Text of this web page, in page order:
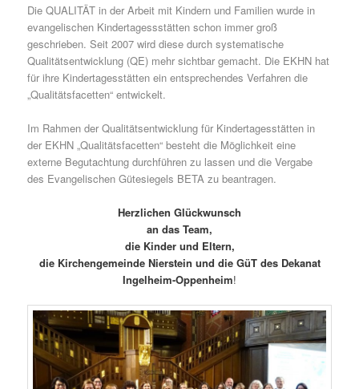
Die QUALITÄT in der Arbeit mit Kindern und Familien wurde in
evangelischen Kindertagessstätten schon immer groß
geschrieben. Seit 2007 wird diese durch systematische
Qualitätsentwicklung (QE) mehr sichtbar gemacht. Die EKHN hat
für ihre Kindertagesstätten ein entsprechendes Verfahren die
„Qualitätsfacetten“ entwickelt.
Im Rahmen der Qualitätsentwicklung für Kindertagesstätten in
der EKHN „Qualitätsfacetten“ besteht die Möglichkeit eine
externe Begutachtung durchführen zu lassen und die Vergabe
des Evangelischen Gütesiegels BETA zu beantragen.
Herzlichen Glückwunsch
an das Team,
die Kinder und Eltern,
die Kirchengemeinde Nierstein und die GüT des Dekanat
Ingelheim-Oppenheim!